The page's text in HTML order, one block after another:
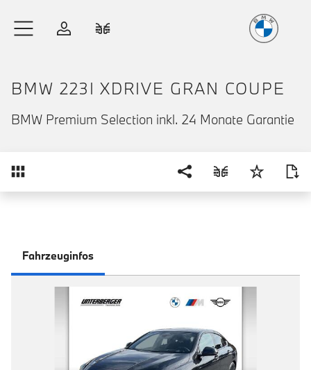
Anmelden
BMW 223I XDRIVE GRAN COUPE
BMW Premium Selection inkl. 24 Monate Garantie
Fahrzeuginfos